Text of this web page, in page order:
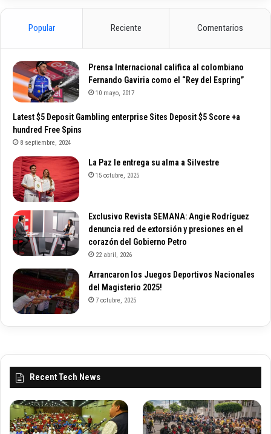
Popular Reciente Comentarios
Prensa Internacional califica al colombiano
Fernando Gaviria como el “Rey del Espring”
10 mayo, 2017
Latest $5 Deposit Gambling enterprise Sites Deposit $5 Score +a
hundred Free Spins
8 septiembre, 2024
La Paz le entrega su alma a Silvestre
15 octubre, 2025
Exclusivo Revista SEMANA: Angie Rodríguez
denuncia red de extorsión y presiones en el
corazón del Gobierno Petro
22 abril, 2026
Arrancaron los Juegos Deportivos Nacionales
del Magisterio 2025!
7 octubre, 2025
Recent Tech News